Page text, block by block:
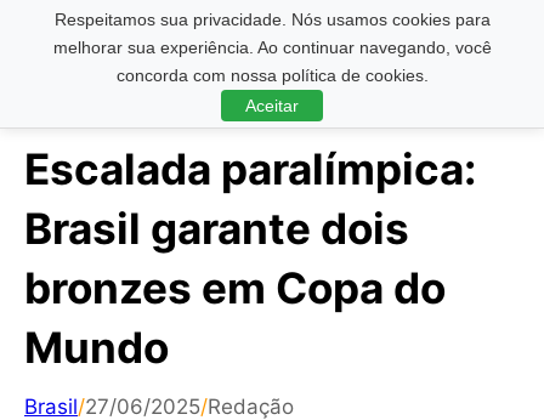
Respeitamos sua privacidade. Nós usamos cookies para
melhorar sua experiência. Ao continuar navegando, você
concorda com nossa política de cookies.
Aceitar
Pesquisar ...
Escalada paralímpica:
Brasil garante dois
bronzes em Copa do
Mundo
Brasil/27/06/2025/Redação